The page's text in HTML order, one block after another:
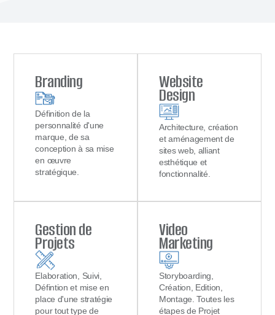
Branding
Définition de la
personnalité d'une
marque, de sa
conception à sa mise
en œuvre
stratégique.
Website
Design
Architecture, création
et aménagement de
sites web, alliant
esthétique et
fonctionnalité.
Gestion de
Projets
Elaboration, Suivi,
Défintion et mise en
place d'une stratégie
pour tout type de
Video
Marketing
Storyboarding,
Création, Edition,
Montage. Toutes les
étapes de Projet